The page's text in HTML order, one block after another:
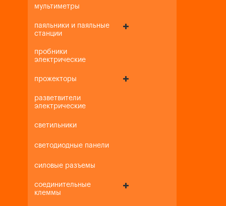
мультиметры
паяльники и паяльные
станции
пробники
электрические
прожекторы
разветвители
электрические
светильники
светодиодные панели
силовые разъемы
соединительные
клеммы